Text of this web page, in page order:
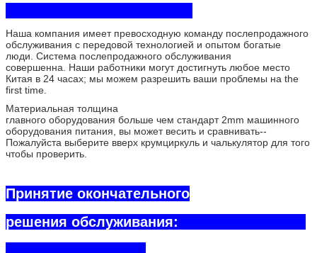
Наша компания имеет превосходную команду послепродажного
обслуживания с передовой технологией и опытом богатые
люди. Система послепродажного обслуживания
совершенна. Наши работники могут достигнуть любое место
Китая в 24 часах; мы можем разрешить ваши проблемы на the
first time.
Материальная толщина
главного оборудования больше чем стандарт 2mm машинного
оборудования питания, вы может весить и сравнивать--
Пожалуйста выберите вверх крумциркуль и чалькулятор для того
чтобы проверить.
Принятие окончательного
решения обслуживания: